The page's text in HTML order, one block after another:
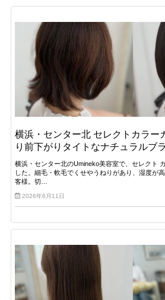
横浜・センター北 セレクトカラー
り前下がりタイトなナチュラルブ
横浜・センター北のUmineko美容室で、セレクト
した。細毛・軟毛でくせやうねりがあり、湿度が
客様。切…
2026年6月11日